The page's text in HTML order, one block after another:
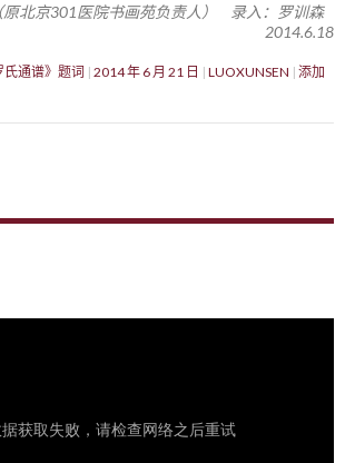
原北京301医院书画苑负责人） 录入：罗训森
2014.6.18
通谱》题词 2014 年 6 月 21 日 LUOXUNSEN 添加